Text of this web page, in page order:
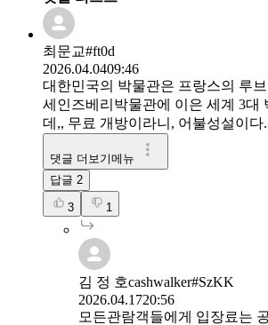
최문교#ft0d
2026.04.0409:46
대한민국의 박물관은 프랑스의 루
세인즈베리박물관에 이은 세계 3대
데,, 무료 개방이라니, 어불성설이다.
댓글 더보기메뉴
답글 2
3 1
김 정 호cashwalker#SzKK
2026.04.1720:56
모든관람객들에게 입장료는